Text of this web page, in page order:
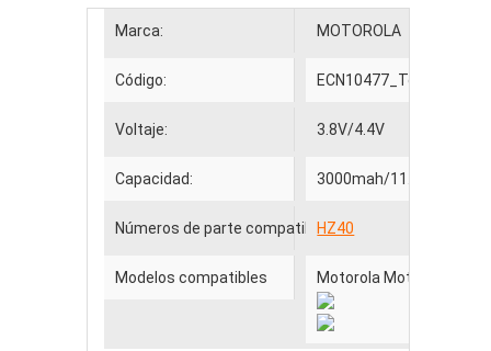
Marca: MOTOROLA
Código: ECN10477_Te
Voltaje: 3.8V/4.4V
Capacidad: 3000mah/11.4Wh
Números de parte compatiblesHZ40
Modelos compatibles Motorola Moto Z2 Play